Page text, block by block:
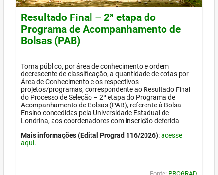
Resultado Final – 2ª etapa do
Programa de Acompanhamento de
Bolsas (PAB)
Torna público, por área de conhecimento e ordem
decrescente de classificação, a quantidade de cotas por
Área de Conhecimento e os respectivos
projetos/programas, correspondente ao Resultado Final
do Processo de Seleção – 2ª etapa do Programa de
Acompanhamento de Bolsas (PAB), referente à Bolsa
Ensino concedidas pela Universidade Estadual de
Londrina, aos coordenadores com inscrição deferida
Mais informações (Edital Prograd 116/2026):acesse
aqui.
Fonte: PROGRAD